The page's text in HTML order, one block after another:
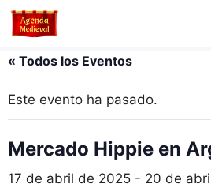
Saltar
« Todos los Eventos
Este evento ha pasado.
Mercado Hippie en
17 de abril de 2025 - 20 de